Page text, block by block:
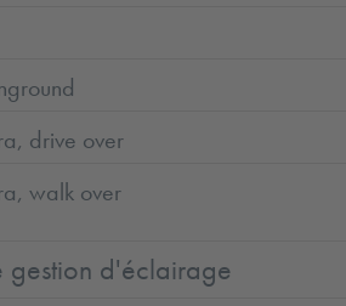
drive over
walk over
gestion d'éclairage